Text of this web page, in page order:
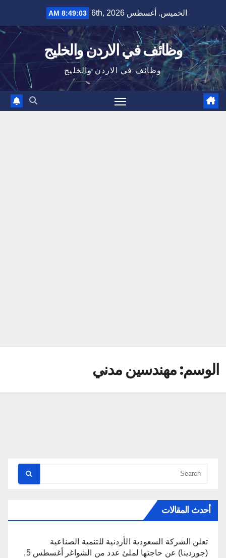
content
الخميس. أغسطس 6th, 2026 8:49:03 AM
وظائف في الاردن والخليج
وظائف في الاردن والخليج
الوسم:مهندسين مدني
أحدث المقالات
تعلن الشركة السعودية الأردنية للتنمية الصناعية
(جوردينا) عن حاجتها لملئ عدد من الشواغر
أغسطس 5,